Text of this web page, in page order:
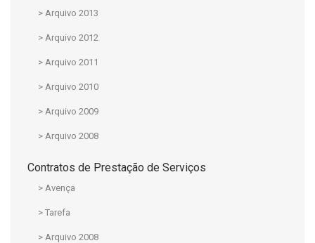
> Arquivo 2013
> Arquivo 2012
> Arquivo 2011
> Arquivo 2010
> Arquivo 2009
> Arquivo 2008
Contratos de Prestação de Serviços
> Avença
> Tarefa
> Arquivo 2008